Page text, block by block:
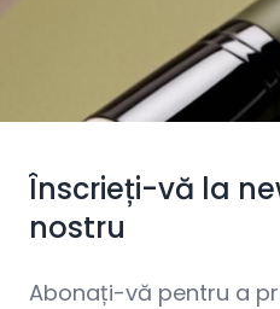
Înscrieți-vă la
nostru
Abonați-vă pentru a